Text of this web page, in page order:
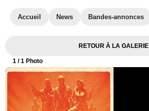
Accueil News Bandes-annonces
RETOUR À LA GALERIE
1 / 1 Photo